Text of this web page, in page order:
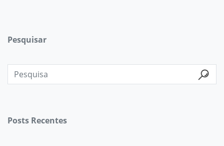
Pesquisar
Posts Recentes